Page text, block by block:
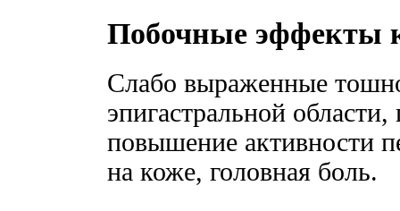
Побочные эффекты
Слабо выраженные
эпигастральной
повышение активности
на коже, головная боль.